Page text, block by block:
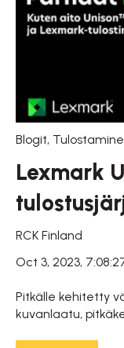
Blogit,
Lexmark
RCK Finland
Oct 3, 2023,
Pitkälle kehitetty
kuvanlaatu,